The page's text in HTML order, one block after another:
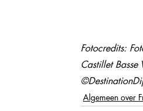
Fotocredits:
Castillet
Algemeen over